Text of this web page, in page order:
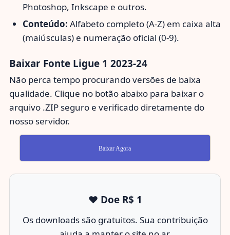
Photoshop, Inkscape e outros.
Conteúdo: Alfabeto completo (A-Z) em caixa alta
(maiúsculas) e numeração oficial (0-9).
Baixar Fonte Ligue 1 2023-24
Não perca tempo procurando versões de baixa
qualidade. Clique no botão abaixo para baixar o
arquivo .ZIP seguro e verificado diretamente do
nosso servidor.
Baixar Agora
❤️ Doe R$ 1
Os downloads são gratuitos. Sua contribuição